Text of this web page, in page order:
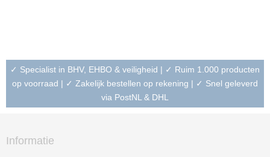
✓ Specialist in BHV, EHBO & veiligheid | ✓ Ruim 1.000 producten
op voorraad | ✓ Zakelijk bestellen op rekening | ✓ Snel geleverd
via PostNL & DHL
Informatie